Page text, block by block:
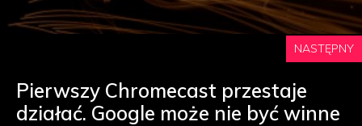
NASTĘPNY
Pierwszy Chromecast przestaje
działać. Google może nie być winne